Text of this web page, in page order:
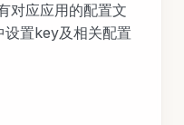
对应应用的配置文
设置key及相关配置